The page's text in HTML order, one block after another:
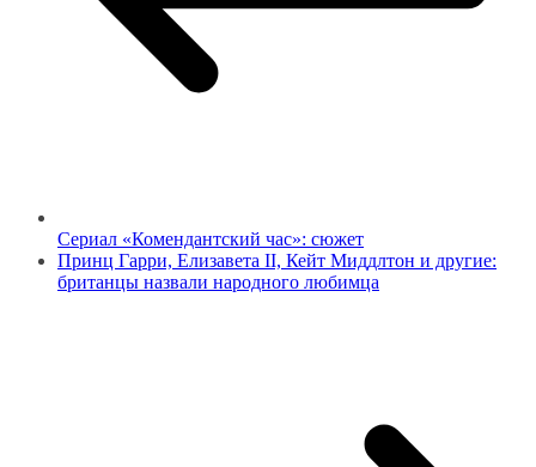
Сериал «Комендантский час»: сюжет
Принц Гарри, Елизавета II, Кейт Миддлтон и другие:
британцы назвали народного любимца